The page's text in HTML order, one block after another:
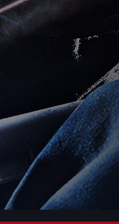
4
畅爽游戏
4
立即享受畅爽游戏